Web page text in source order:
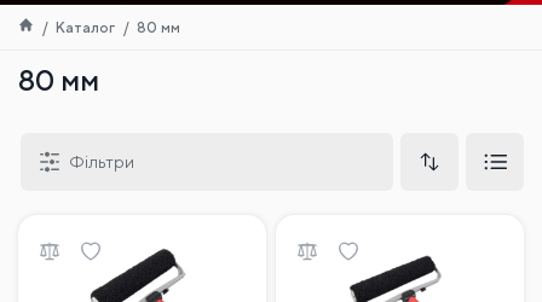
Каталог 80 мм
80 мм
Фільтри